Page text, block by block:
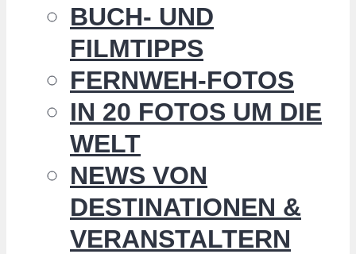
BUCH- UND
FILMTIPPS
FERNWEH-FOTOS
IN 20 FOTOS UM DIE
WELT
NEWS VON
DESTINATIONEN &
VERANSTALTERN